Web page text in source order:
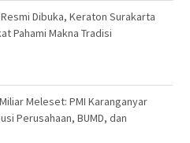
Dibuka, Keraton Surakarta
Pahami Makna Tradisi
Meleset: PMI Karanganyar
Perusahaan, BUMD, dan